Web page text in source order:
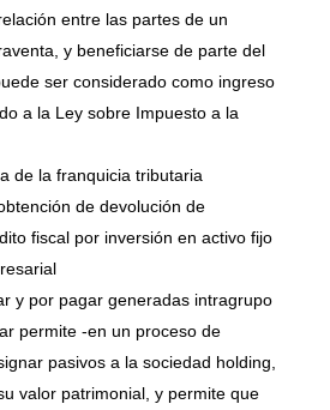
entre las partes de un
y beneficiarse de parte del
ser considerado como ingreso
a la Ley sobre Impuesto a la
de la franquicia tributaria
de devolución de
fiscal por inversión en activo fijo
y por pagar generadas intragrupo
permite -en un proceso de
pasivos a la sociedad holding,
valor patrimonial, y permite que